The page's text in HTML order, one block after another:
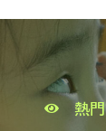
熱